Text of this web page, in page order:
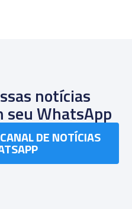
notícias
WhatsApp
DE NOTÍCIAS